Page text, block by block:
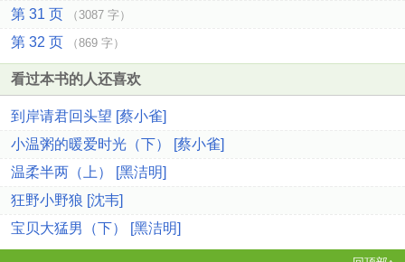
第 31 页 （3087 字）
第 32 页 （869 字）
看过本书的人还喜欢
到岸请君回头望 [蔡小雀]
小温粥的暖爱时光（下） [蔡小雀]
温柔半两（上） [黑洁明]
狂野小野狼 [沈韦]
宝贝大猛男（下） [黑洁明]